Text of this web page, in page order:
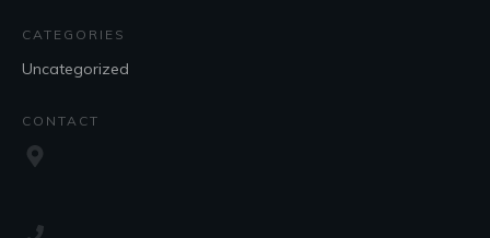
CATEGORIES
Uncategorized
CONTACT